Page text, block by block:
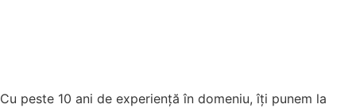
Cu peste 10 ani de experiență în domeniu, îți punem la